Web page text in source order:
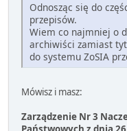
Odnosząc się do
przepisów.
Wiem co najmniej o
archiwiści zamiast
do systemu ZoSIA
Mówisz i masz:
Zarządzenie Nr 3